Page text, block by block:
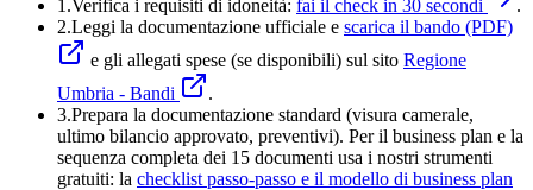
1.Verifica i requisiti di idoneità: fai il check in 30 secondi
.
2.Leggi la documentazione ufficiale e scarica il bando (PDF)
e gli allegati spese (se disponibili) sul sito Regione
Umbria - Bandi
.
3.Prepara la documentazione standard (visura camerale,
ultimo bilancio approvato, preventivi). Per il business plan e la
sequenza completa dei 15 documenti usa i nostri strumenti
gratuiti: la checklist passo-passo e il modello di business plan